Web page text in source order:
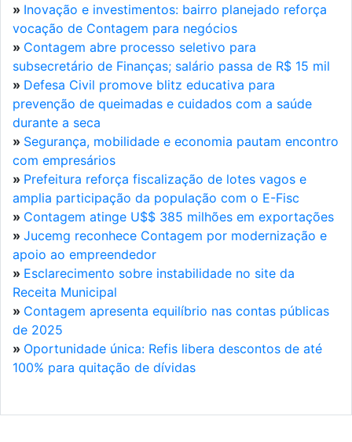
» Inovação e investimentos: bairro planejado reforça
vocação de Contagem para negócios
» Contagem abre processo seletivo para
subsecretário de Finanças; salário passa de R$ 15 mil
» Defesa Civil promove blitz educativa para
prevenção de queimadas e cuidados com a saúde
durante a seca
» Segurança, mobilidade e economia pautam encontro
com empresários
» Prefeitura reforça fiscalização de lotes vagos e
amplia participação da população com o E-Fisc
» Contagem atinge U$$ 385 milhões em exportações
» Jucemg reconhece Contagem por modernização e
apoio ao empreendedor
» Esclarecimento sobre instabilidade no site da
Receita Municipal
» Contagem apresenta equilíbrio nas contas públicas
de 2025
» Oportunidade única: Refis libera descontos de até
100% para quitação de dívidas